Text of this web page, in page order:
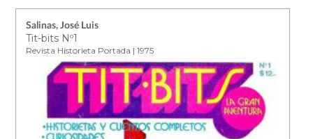
Salinas, José Luis
Tit-bits Nº1
Revista Historieta Portada | 1975